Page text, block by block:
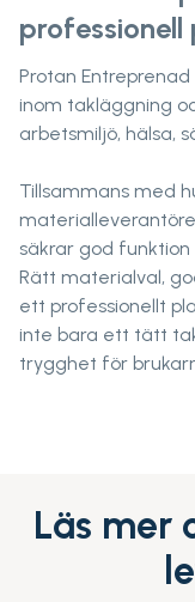
Protan
inom takläggning
arbetsmiljö, hälsa,
Tillsammans med
säkrar god
Rätt materialval,
ett professionellt
inte bara ett tätt
trygghet för
Läs mer